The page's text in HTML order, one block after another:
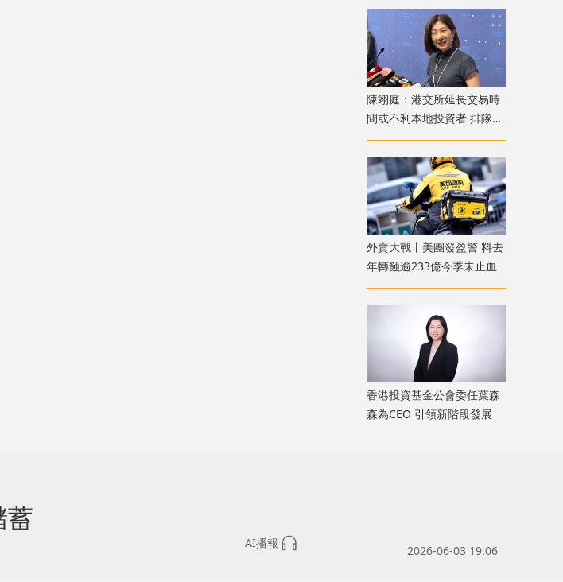
陳翊庭：港交所延長交易時
間或不利本地投資者 排隊上
市公司數量創新高
外賣大戰丨美團發盈警 料去
年轉蝕逾233億今季未止血
香港投資基金公會委任葉森
森為CEO 引領新階段發展
蓄
AI播報
2026-06-03 19:06